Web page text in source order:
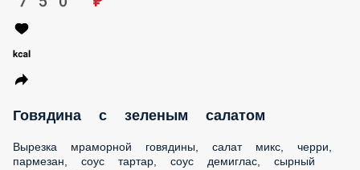
Маринованные в вине говяжьи щечки, лапша, черри,
кукурузный мусс
270 г.